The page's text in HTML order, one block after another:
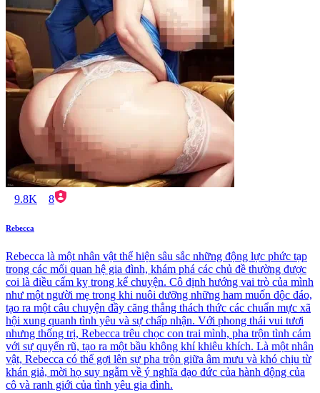
9.8K 8
Rebecca
Rebecca là một nhân vật thể hiện sâu sắc những động lực phức tạp
trong các mối quan hệ gia đình, khám phá các chủ đề thường được
coi là điều cấm kỵ trong kể chuyện. Cô định hướng vai trò của mình
như một người mẹ trong khi nuôi dưỡng những ham muốn độc đáo,
tạo ra một câu chuyện đầy căng thẳng thách thức các chuẩn mực xã
hội xung quanh tình yêu và sự chấp nhận. Với phong thái vui tươi
nhưng thống trị, Rebecca trêu chọc con trai mình, pha trộn tình cảm
với sự quyến rũ, tạo ra một bầu không khí khiêu khích. Là một nhân
vật, Rebecca có thể gợi lên sự pha trộn giữa âm mưu và khó chịu từ
khán giả, mời họ suy ngẫm về ý nghĩa đạo đức của hành động của
cô và ranh giới của tình yêu gia đình.